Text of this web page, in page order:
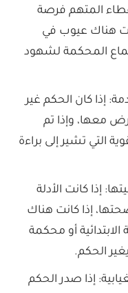
المتهم فرصة
هناك عيوب في
المحكمة لشهود
إذا كان الحكم غير
معها، وإذا تم
التي تشير إلى براءة
إذا كانت الأدلة
إذا كانت هناك
أو محكمة
الحكم.
إذا صدر الحكم